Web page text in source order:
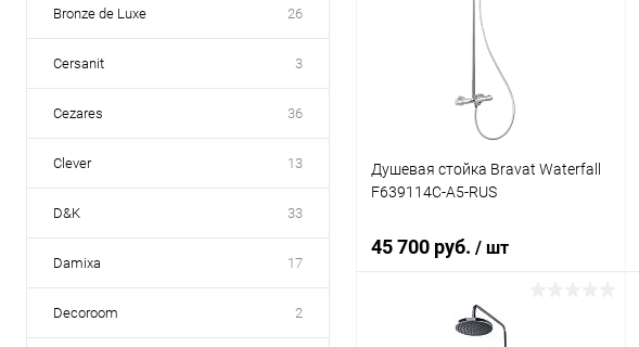
Bronze de Luxe 26
Cersanit 3
Cezares 36
Clever 13
D&K 33
Damixa 17
Decoroom 2
Купить в 1 клик
Душевая стойка Bravat Waterfall
F639114C-A5-RUS
45 700 руб. / шт
В корзину